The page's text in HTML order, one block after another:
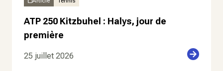
ATP 250 Kitzbuhel : Halys, jour de
première
25 juillet 2026